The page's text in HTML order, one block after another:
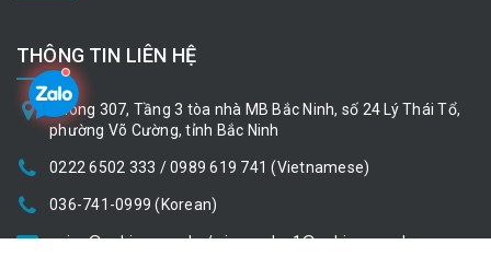
THÔNG TIN LIÊN HỆ
Phòng 307, Tầng 3 tòa nhà MB Bắc Ninh, số 24 Lý Thái Tổ,
phường Võ Cường, tỉnh Bắc Ninh
0222 6502 333 / 0989 619 741 (Vietnamese)
036-741-0999 (Korean)
nvina@nubicom.co.kr / vina_sales1@nubicom.co.kr